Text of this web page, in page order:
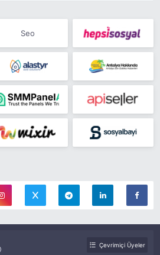
Seo
Çevrimiçi Üyeler